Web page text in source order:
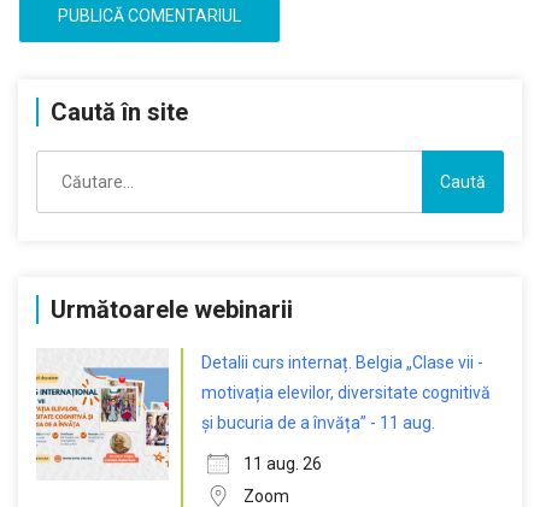
Caută în site
după:
Următoarele webinarii
Detalii curs internaț. Belgia „Clase vii -
motivația elevilor, diversitate cognitivă
și bucuria de a învăța” - 11 aug.
11 aug. 26
Zoom